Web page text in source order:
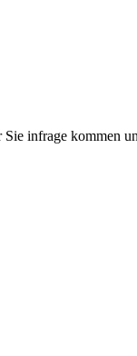
infrage kommen